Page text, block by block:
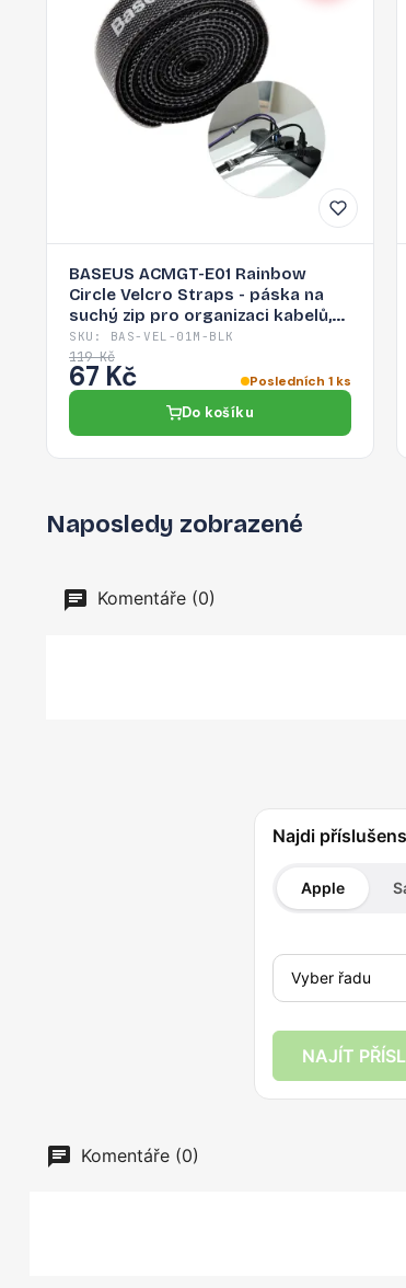
BASEUS ACMGT-E01 Rainbow
Circle Velcro Straps - páska na
suchý zip pro organizaci kabelů,
1m, černá
SKU: BAS-VEL-01M-BLK
119 Kč
67 Kč Posledních 1 ks
Do košíku
Naposledy zobrazené
Komentáře (0)
Najdi
Apple
NAJÍT
Komentáře (0)